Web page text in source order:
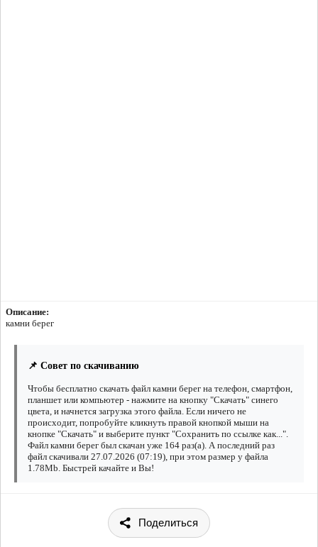
Описание:
камни берег
📌 Совет по скачиванию
Чтобы бесплатно скачать файл камни берег на телефон, смартфон,
планшет или компьютер - нажмите на кнопку "Скачать" синего
цвета, и начнется загрузка этого файла. Если ничего не
происходит, попробуйте кликнуть правой кнопкой мыши на
кнопке "Скачать" и выберите пункт "Сохранить по ссылке как...".
Файл камни берег был скачан уже 164 раз(а). А последний раз
файл скачивали 27.07.2026 (07:19), при этом размер у файла
1.78Mb. Быстрей качайте и Вы!
Поделиться